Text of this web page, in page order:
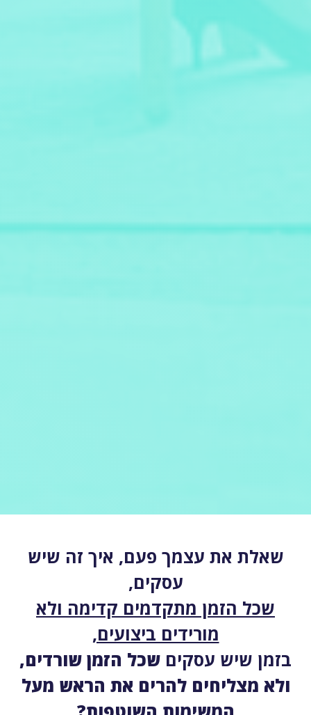
שאלת את עצמך פעם, איך זה שיש
עסקים,
שכל הזמן מתקדמים קדימה ולא
מורידים ביצועים,
בזמן שיש עסקים שכל הזמן שורדים,
ולא מצליחים להרים את הראש מעל